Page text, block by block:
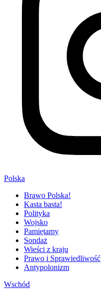
Polska
Brawo Polska!
Kasta basta!
Polityka
Wojsko
Pamiętamy
Sondaż
Wieści z kraju
Prawo i Sprawiedliwość
Antypolonizm
Wschód